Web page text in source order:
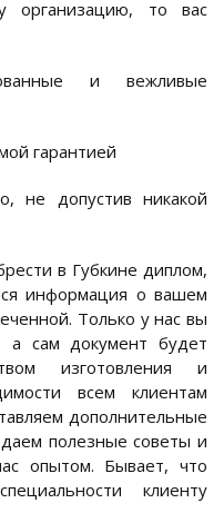
организацию, то вас
и вежливые
гарантией
не допустив никакой
в Губкине диплом,
информация о вашем
Только у нас вы
а сам документ будет
изготовления и
всем клиентам
дополнительные
полезные советы и
опытом. Бывает, что
клиенту